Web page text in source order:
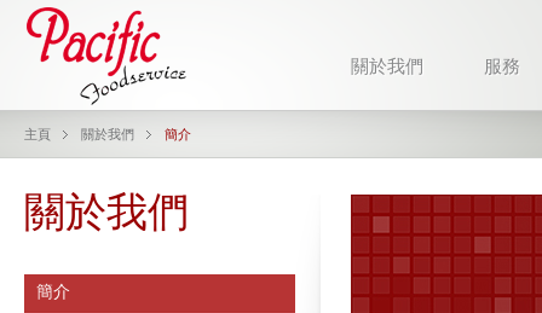
關於我們 服務
主頁 關於我們 簡介
關於我們
簡介